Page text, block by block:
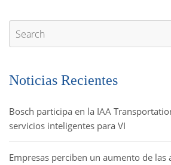
Noticias Recientes
Bosch participa en la IAA
servicios inteligentes para VI
Empresas perciben un aumento de las